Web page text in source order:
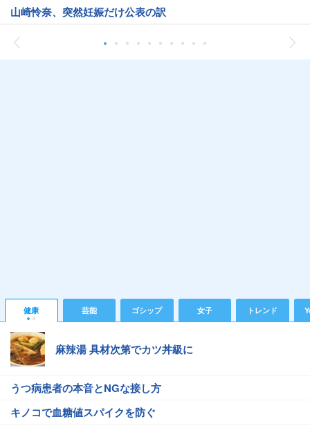
山崎怜奈、突然妊娠だけ公表の訳
健康 芸能 ゴシップ 女子 トレンド
麻辣湯 具材次第でカツ丼級に
うつ病患者の本音とNGな接し方
キノコで血糖値スパイクを防ぐ